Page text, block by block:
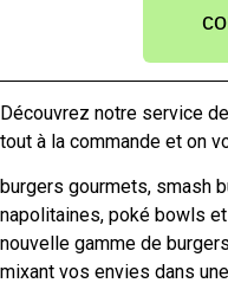
Découvrez notre service
tout à la commande et on
burgers gourmets, smash
napolitaines, poké bowls
nouvelle gamme de
mixant vos envies dans